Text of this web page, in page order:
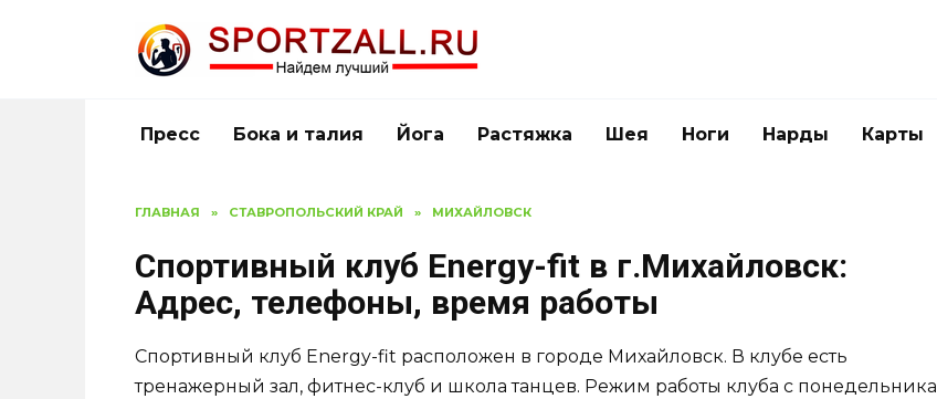
Пресс Бока и талия Йога Растяжка Шея Ноги Нарды Карты
ГЛАВНАЯ » СТАВРОПОЛЬСКИЙ КРАЙ » МИХАЙЛОВСК
Спортивный клуб Energy-fit в г.Михайловск:
Адрес, телефоны, время работы
Спортивный клуб Energy-fit расположен в городе Михайловск. В клубе есть
тренажерный зал, фитнес-клуб и школа танцев. Режим работы клуба с понедельника